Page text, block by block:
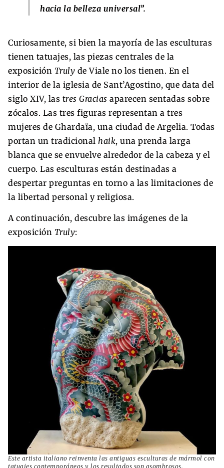
hacia la belleza universal”.
Curiosamente, si bien la mayoría de las esculturas
tienen tatuajes, las piezas centrales de la
exposición Truly de Viale no los tienen. En el
interior de la iglesia de Sant’Agostino, que data del
siglo XIV, las tres Gracias aparecen sentadas sobre
zócalos. Las tres figuras representan a tres
mujeres de Ghardaïa, una ciudad de Argelia. Todas
portan un tradicional haik, una prenda larga
blanca que se envuelve alrededor de la cabeza y el
cuerpo. Las esculturas están destinadas a
despertar preguntas en torno a las limitaciones de
la libertad personal y religiosa.
A continuación, descubre las imágenes de la
exposición Truly:
Este artista italiano reinventa las antiguas esculturas de mármol con
tatuajes contemporáneos y los resultados son asombrosos.